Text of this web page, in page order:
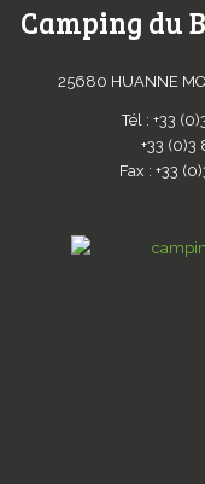
Camping du
25680 HUANNE
Tél : +33
+33 (0)3
Fax : +33